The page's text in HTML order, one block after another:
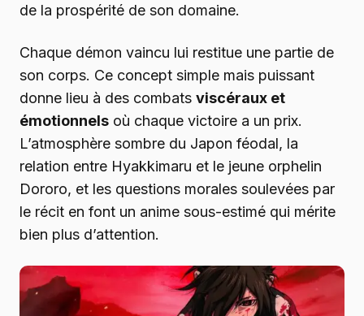
de la prospérité de son domaine.
Chaque démon vaincu lui restitue une partie de
son corps. Ce concept simple mais puissant
donne lieu à des combats viscéraux et
émotionnels où chaque victoire a un prix.
L’atmosphère sombre du Japon féodal, la
relation entre Hyakkimaru et le jeune orphelin
Dororo, et les questions morales soulevées par
le récit en font un anime sous-estimé qui mérite
bien plus d’attention.